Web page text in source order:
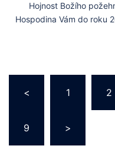
Hojnost Božího
Hospodina Vám do roku
příspěvků
< 1 2
9 >